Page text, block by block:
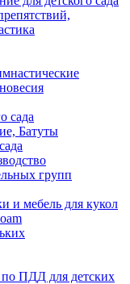
сада
Батуты
групп
и мебель для кукол
по ПДД для детских